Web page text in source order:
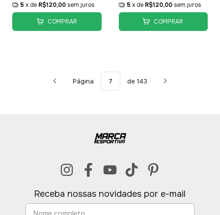
5 x de R$120,00 sem juros
COMPRAR
5 x de R$120,00 sem juros
COMPRAR
Página de 143
Receba nossas novidades por e-mail